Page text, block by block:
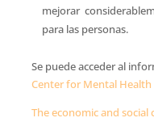
mejorar
para las personas.
Se puede acceder al
Center for Mental Health
The economic and